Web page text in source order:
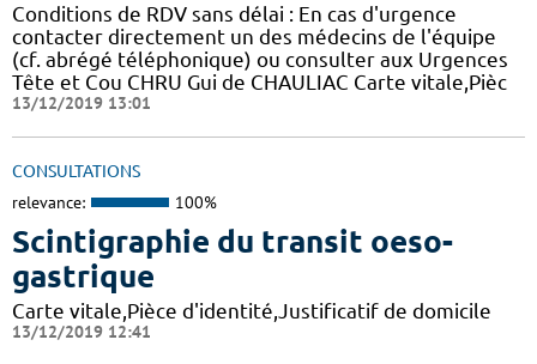
Conditions de RDV sans délai : En cas d'urgence
contacter directement un des médecins de l'équipe
(cf. abrégé téléphonique) ou consulter aux Urgences
Tête et Cou CHRU Gui de CHAULIAC Carte vitale,Pièc
13/12/2019 13:01
CONSULTATIONS
relevance: 100%
Scintigraphie du transit oeso-
gastrique
Carte vitale,Pièce d'identité,Justificatif de domicile
13/12/2019 12:41